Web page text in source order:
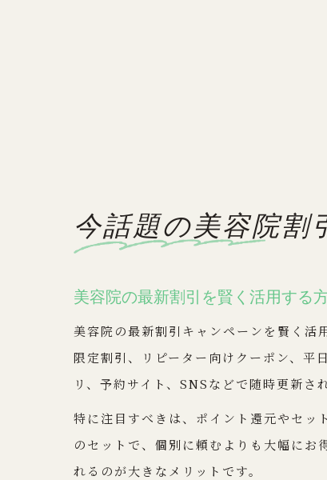
今話題の美容院割
美容院の最新割引を賢く活用する
美容院の最新割引キャンペーンを賢く活
限定割引、リピーター向けクーポン、平
リ、予約サイト、SNSなどで随時更新さ
特に注目すべきは、ポイント還元やセッ
のセットで、個別に頼むよりも大幅にお
れるのが大きなメリットです。